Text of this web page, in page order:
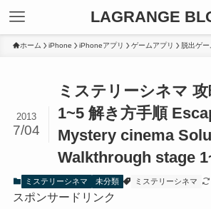
LAGRANGE
ホーム iPhone iPhoneアプリ ゲームアプリ 脱出ゲー
ミステリーシネマ
1~5 解き方手順
Mystery cinema
Walkthrough stage
2013
7/04
ミステリーシネマ 未分類 ミステリーシネマ
スポンサードリンク